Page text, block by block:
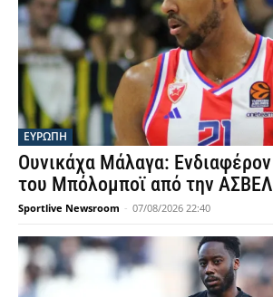
ΕΥΡΩΠΗ
Ουνικάχα Μάλαγα:
του Μπόλομποϊ από την ΑΣΒΕΛ
Sportlive Newsroom - 07/08/2026 22:40